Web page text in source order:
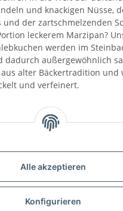
Alle akzeptieren
Konfigurieren
und knackigen Nüsse,
und der zartschmelzenden
leckerem Marzipan?
werden im
dadurch außergewöhnlich
alter Bäckertradition und
und verfeinert.